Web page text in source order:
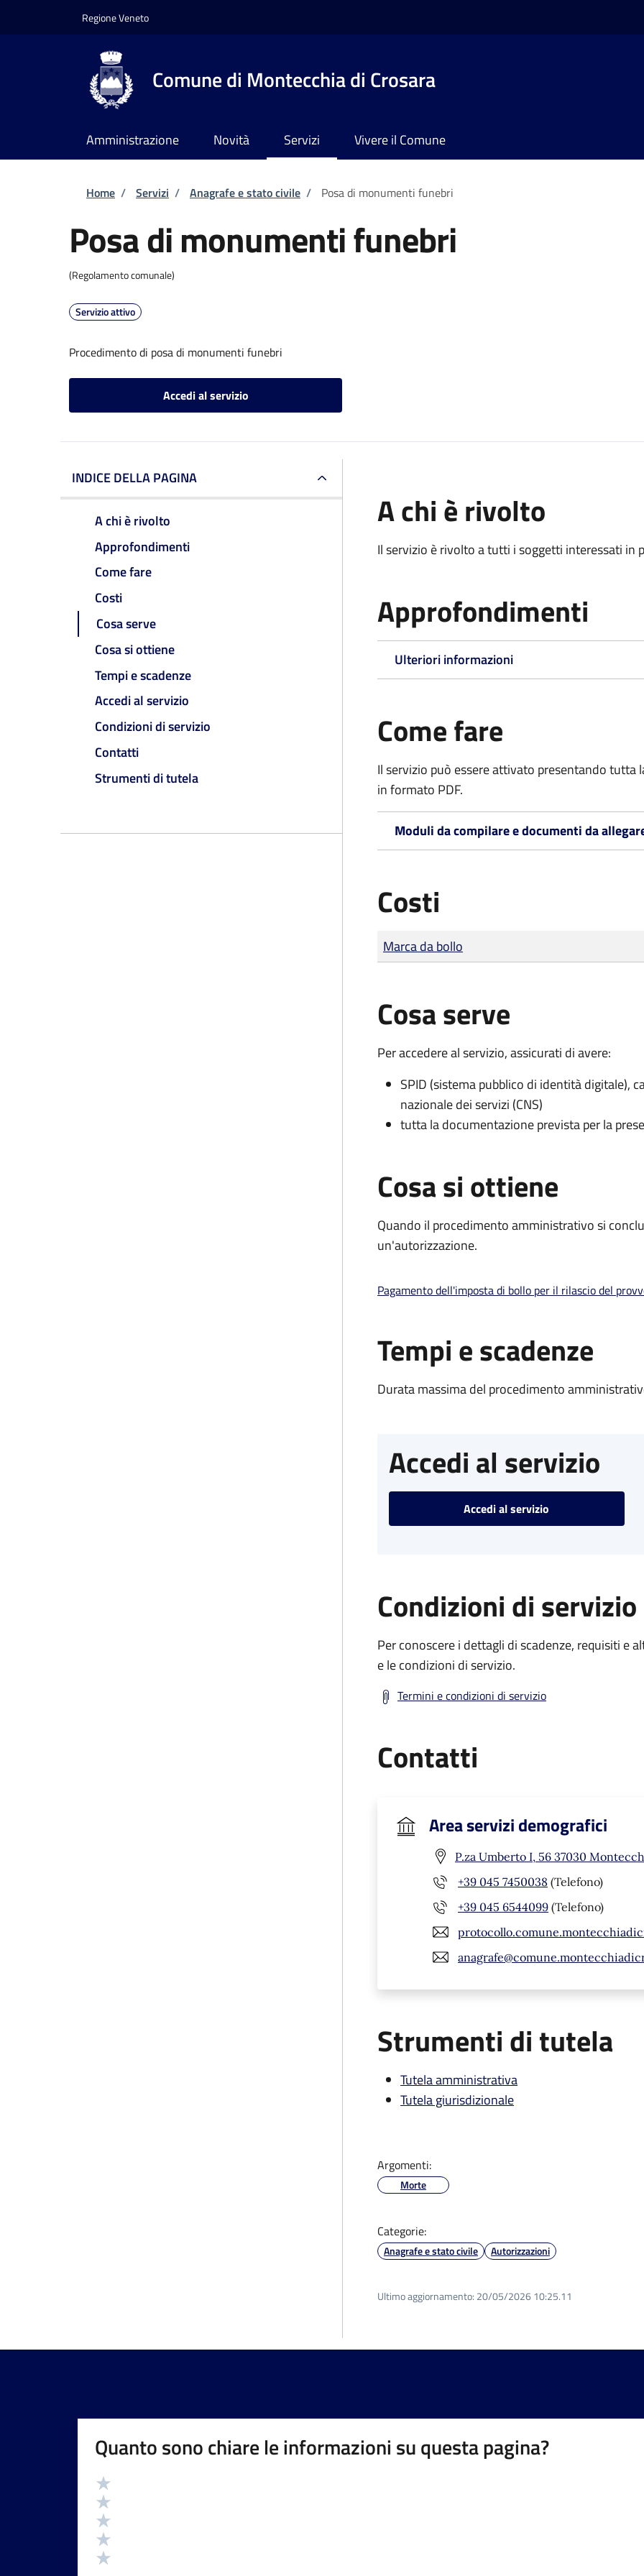
Regione Veneto
Comune di Montecchia di Crosara
Amministrazione Novità Servizi Vivere il Comune
Briciole di pane
Home / Servizi / Anagrafe e stato civile / Posa di monumenti funebri
Posa di monumenti funebri
(Regolamento comunale)
Servizio attivo
Procedimento di posa di monumenti funebri
Accedi al servizio
INDICE DELLA PAGINA
A chi è rivolto
Approfondimenti
Come fare
Costi
Cosa serve
Cosa si ottiene
Tempi e scadenze
Accedi al servizio
Condizioni di servizio
Contatti
Strumenti di tutela
A chi è rivolto
Il servizio è rivolto a tutti i soggetti interessati in
Approfondimenti
Ulteriori informazioni
Come fare
Il servizio può essere attivato presentando
in formato PDF.
Moduli da compilare e documenti da
Costi
Tipo di pagamento
Importo
Marca da bollo
Cosa serve
Per accedere al servizio, assicurati di avere:
SPID (sistema pubblico di identità digitale),
nazionale dei servizi (CNS)
tutta la documentazione prevista per la
Cosa si ottiene
Quando il procedimento amministrativo si
un'autorizzazione.
Pagamento dell'imposta di bollo per il rilascio del
Tempi e scadenze
Durata massima del procedimento
Accedi al servizio
Accedi al servizio
Condizioni di servizio
Per conoscere i dettagli di scadenze, requisiti e
e le condizioni di servizio.
Termini e condizioni di servizio
Contatti
Area servizi demografici
P.za Umberto I, 56 37030
+39 045 7450038 (Telefono)
+39 045 6544099 (Telefono)
Strumenti di tutela
Tutela amministrativa
Tutela giurisdizionale
Argomenti:
Morte
Categorie:
Anagrafe e stato civile Autorizzazioni
Ultimo aggiornamento: 20/05/2026 10:25.11
Quanto sono chiare le informazioni su questa pagina?
Valutazione